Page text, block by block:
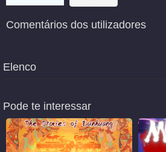
Comentários dos utilizadores
Elenco
Pode te interessar